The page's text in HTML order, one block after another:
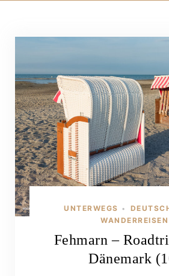
UNTERWEGS •
WANDERREISEN
Fehmarn –
Dänemark